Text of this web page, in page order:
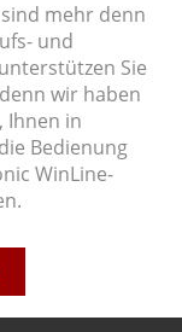
mehr denn
und
Sie
wir haben
Ihnen in
Bedienung
WinLine-